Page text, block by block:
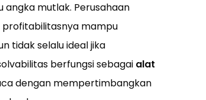
angka mutlak. Perusahaan
profitabilitasnya mampu
tidak selalu ideal jika
berfungsi sebagai alat
dengan mempertimbangkan